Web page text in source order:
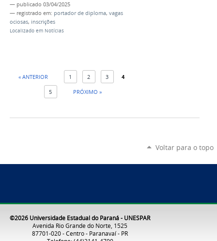
— publicado 03/04/2025
— registrado em: portador de diploma, vagas
ociosas, inscrições
Localizado em Notícias
« ANTERIOR 1 2 3 4
5 PRÓXIMO »
Voltar para o topo
©2026 Universidade Estadual do Paraná - UNESPAR
Avenida Rio Grande do Norte, 1525
87701-020 - Centro - Paranavaí - PR